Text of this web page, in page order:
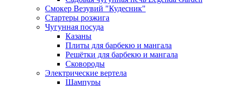
Смокер Везувий "Кудесник"
Стартеры розжига
Чугунная посуда
Казаны
Плиты для барбекю и мангала
Решётки для барбекю и мангала
Сковороды
Электрические вертела
Шампуры